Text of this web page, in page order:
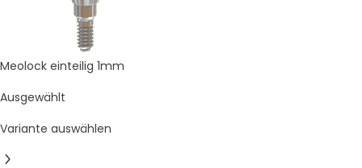
Meolock einteilig 1mm
Ausgewählt
Variante auswählen